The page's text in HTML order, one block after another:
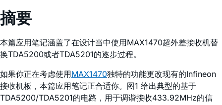
摘要
本篇应用笔记涵盖了在设计当中使用MAX1470超外差接收机替
换TDA5200或者TDA5201的逐步过程。
如果你正在考虑使用MAX1470独特的功能更改现有的Infineon
接收机板，本篇应用笔记正合适你。图1 给出典型的基于
TDA5200/TDA5201的电路，用于调谐接收433.92MHz的信